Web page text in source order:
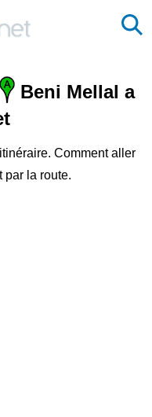
Beni Mellal a
Comment aller
par la route.